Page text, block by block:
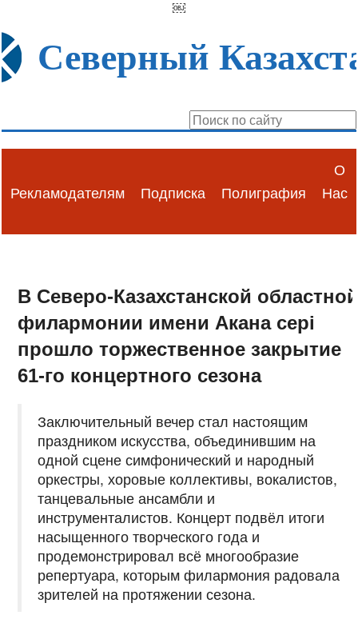
￼
Северный
Рекламодателям Подписка Полиграфия
О
Нас
В Северо-Казахстанской
филармонии имени Акана сері
прошло торжественное закрытие
61-го концертного сезона
Заключительный вечер стал настоящим
праздником искусства, объединившим на
одной сцене симфонический и народный
оркестры, хоровые коллективы, вокалистов,
танцевальные ансамбли и
инструменталистов. Концерт подвёл итоги
насыщенного творческого года и
продемонстрировал всё многообразие
репертуара, которым филармония радовала
зрителей на протяжении сезона.